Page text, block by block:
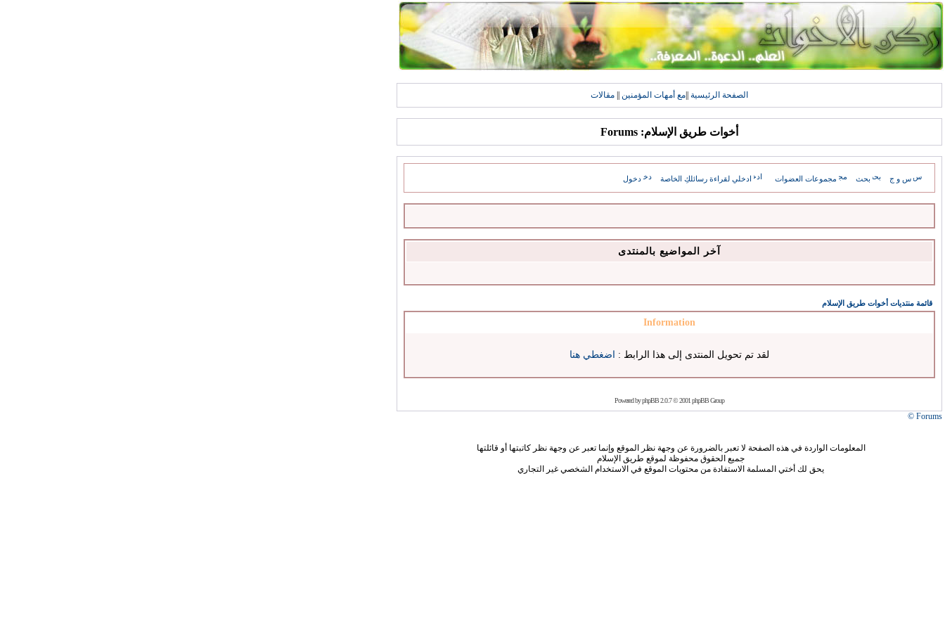
الصفحة الرئيسية مع أمهات المؤمنين مقالات
أخوات طريق الإسلام: Forums
س و ج بحث مجموعات العضوات ادخلي لقراءة رسائلكِ الخاصة دخول
آخر المواضيع بالمنتدى
قائمة منتديات أخوات طريق الإسلام
Information
لقد تم تحويل المنتدى إلى هذا الرابط : اضغطي هنا
Powered byphpBB2.0.7 © 2001 phpBB Group
Forums ©
المعلومات الواردة في هذه الصفحة لا تعبر بالضرورة عن وجهة نظر الموقع وإنما تعبر عن وجهة نظر كاتبتها أو قائلتها
جميع الحقوق محفوظة لموقع طريق الإسلام
يحق لك أختي المسلمة الاستفادة من محتويات الموقع في الاستخدام الشخصي غير التجاري